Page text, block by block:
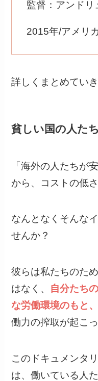
監督：アンドリ
2015年/アメリ
詳しくまとめていき
貧しい国の人た
「海外の人たちが
から、コストの低
なんとなくそんな
せんか？
彼らは私たちのた
はなく、 自分たち
な労働環境のもと
働力の搾取が起こ
このドキュメンタ
は、働いている人